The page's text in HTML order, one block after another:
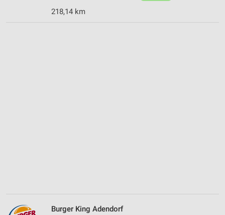
218,14 km
Burger King Adendorf